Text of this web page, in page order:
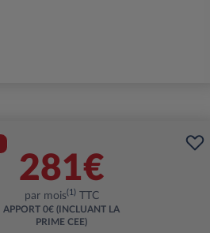
281€
par mois(1)TTC
APPORT 0€ (INCLUANT LA
PRIME CEE)